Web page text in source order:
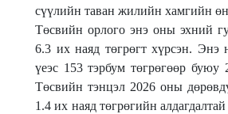
сүүлийн таван жилийн хамгийн
Төсвийн орлого энэ оны эхний
6.3 их наяд төгрөгт хүрсэн.
үеэс 153 тэрбум төгрөгөөр буюу
Төсвийн тэнцэл 2026 оны
1.4 их наяд төгрөгийн